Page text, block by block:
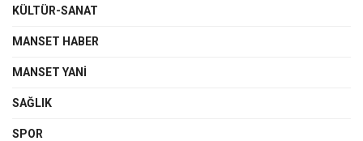
KÜLTÜR-SANAT
MANSET HABER
MANSET YANI
SAĞLIK
SPOR